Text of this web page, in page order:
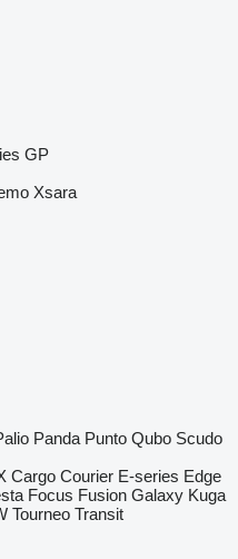
GP
Xsara
Panda Punto Qubo Scudo
Cargo Courier E-series Edge
Focus Fusion Galaxy Kuga
Tourneo Transit